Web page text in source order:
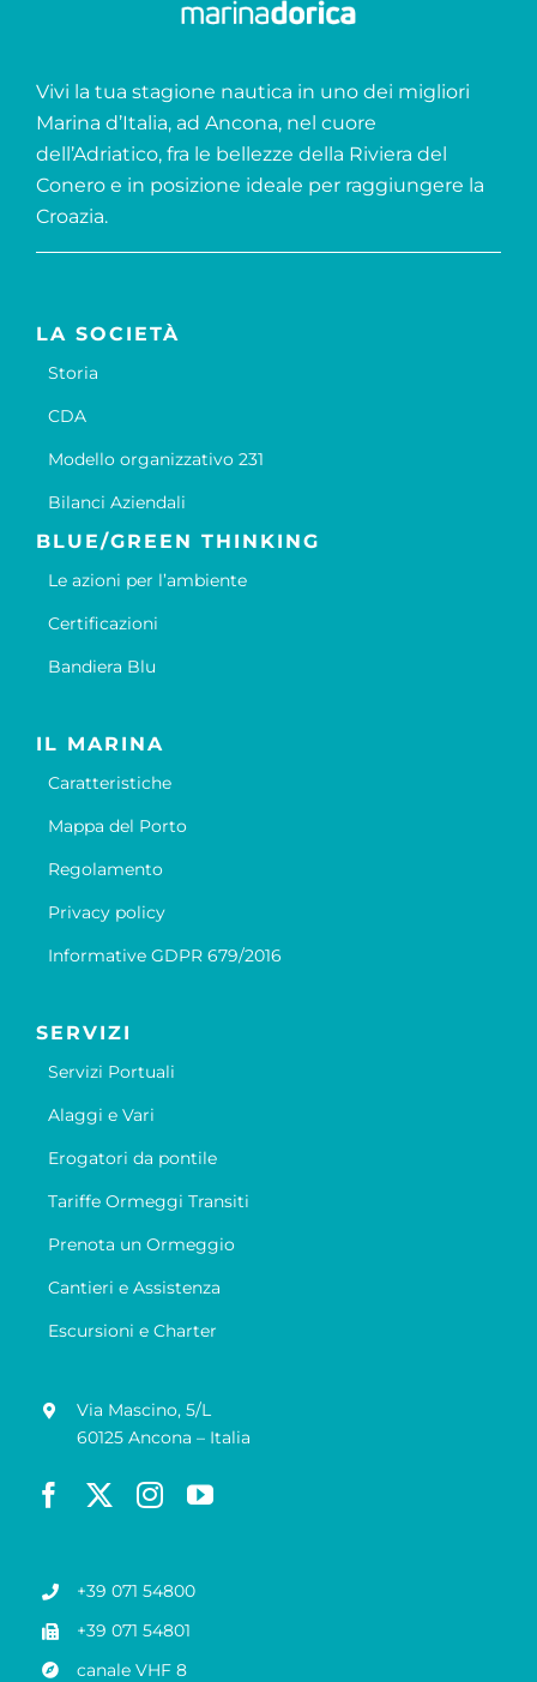
Vivi la tua stagione nautica in uno dei migliori
Marina d’Italia, ad Ancona, nel cuore
dell’Adriatico, fra le bellezze della Riviera del
Conero e in posizione ideale per raggiungere la
Croazia.
LA SOCIETÀ
Storia
CDA
Modello organizzativo 231
Bilanci Aziendali
BLUE/GREEN THINKING
Le azioni per l’ambiente
Certificazioni
Bandiera Blu
IL MARINA
Caratteristiche
Mappa del Porto
Regolamento
Privacy policy
Informative GDPR 679/2016
SERVIZI
Servizi Portuali
Alaggi e Vari
Erogatori da pontile
Tariffe Ormeggi Transiti
Prenota un Ormeggio
Cantieri e Assistenza
Escursioni e Charter
Via Mascino, 5/L
60125 Ancona – Italia
+39 071 54800
+39 071 54801
canale VHF 8